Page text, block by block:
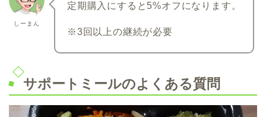
しーまん
定期購入にすると5%オフになります。
※3回以上の継続が必要
サポートミールのよくある質問